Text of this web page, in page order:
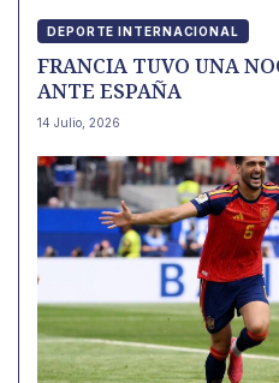
DEPORTE INTERNACIONAL
FRANCIA TUVO UNA
ANTE ESPAÑA
14 Julio, 2026